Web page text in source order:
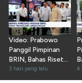
Video: Prabowo
Panggil Pimpinan
BRIN, Bahas Riset
Program Prioritas
3 hari yang lalu 4